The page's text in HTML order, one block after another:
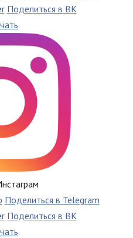
Поделиться в ВК
Поделиться в Telegram
Поделиться в ВК